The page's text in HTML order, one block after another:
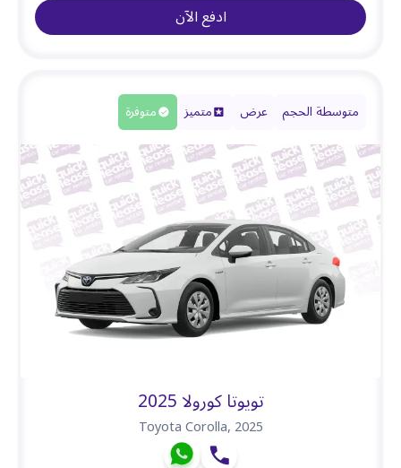
ادفع الآن
متوسطة الحجم عرض متميز متوفرة
تويوتا كورولا 2025
Toyota Corolla,2025